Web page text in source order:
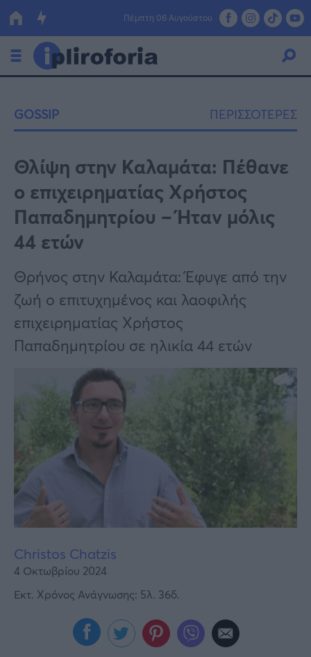
Πέμπτη 06 Αυγούστου
Οικονομία
Πολιτική
Τράπεζες
Επιδοτήσεις
Κόσμος
Lifestyle
Αθλητικά
Υγεία
Γυναίκα
Καιρός
GOSSIP ΠΕΡΙΣΣΟΤΕΡΕΣ
Θλίψη στην Καλαμάτα: Πέθανε
ο επιχειρηματίας Χρήστος
Παπαδημητρίου – Ήταν μόλις
44 ετών
Θρήνος στην Καλαμάτα: Έφυγε από την
ζωή ο επιτυχημένος και λαοφιλής
επιχειρηματίας Χρήστος
Παπαδημητρίου σε ηλικία 44 ετών
Christos Chatzis
4 Οκτωβρίου 2024
Εκτ. Χρόνος Ανάγνωσης: 5λ. 36δ.